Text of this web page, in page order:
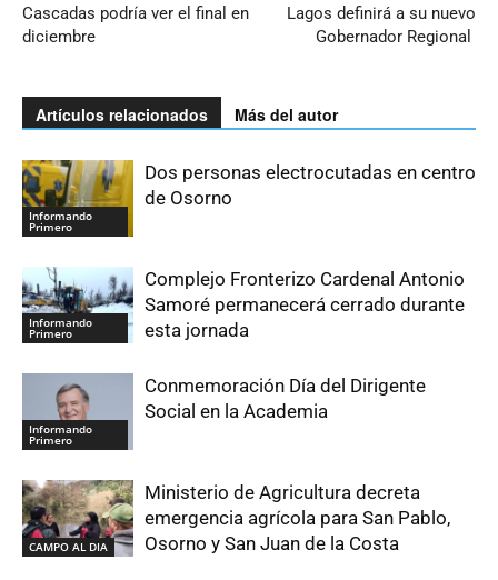
Cascadas podría ver el final en
diciembre
Lagos definirá a su nuevo
Gobernador Regional
Artículos relacionados Más del autor
Informando
Primero
Dos personas electrocutadas en centro
de Osorno
Informando
Primero
Complejo Fronterizo Cardenal Antonio
Samoré permanecerá cerrado durante
esta jornada
Informando
Primero
Conmemoración Día del Dirigente
Social en la Academia
CAMPO AL DIA
Ministerio de Agricultura decreta
emergencia agrícola para San Pablo,
Osorno y San Juan de la Costa